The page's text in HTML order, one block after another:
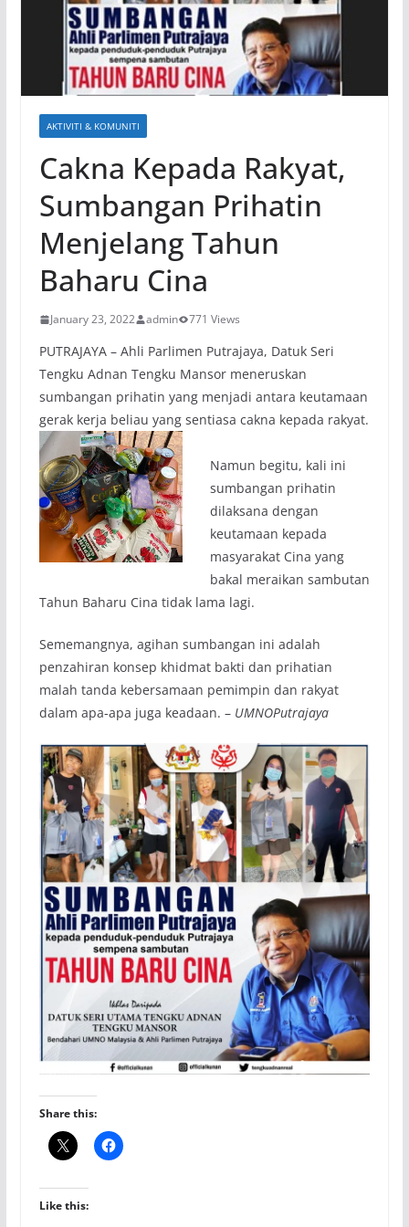
AKTIVITI & KOMUNITI
Cakna Kepada Rakyat,
Sumbangan Prihatin
Menjelang Tahun
Baharu Cina
January 23, 2022 admin 771 Views
PUTRAJAYA – Ahli Parlimen Putrajaya, Datuk Seri
Tengku Adnan Tengku Mansor meneruskan
sumbangan prihatin yang menjadi antara keutamaan
gerak kerja beliau yang sentiasa cakna kepada rakyat.
Namun begitu, kali ini
sumbangan prihatin
dilaksana dengan
keutamaan kepada
masyarakat Cina yang
bakal meraikan sambutan
Tahun Baharu Cina tidak lama lagi.
Sememangnya, agihan sumbangan ini adalah
penzahiran konsep khidmat bakti dan prihatian
malah tanda kebersamaan pemimpin dan rakyat
dalam apa-apa juga keadaan. – UMNOPutrajaya
Share this:
Like this: